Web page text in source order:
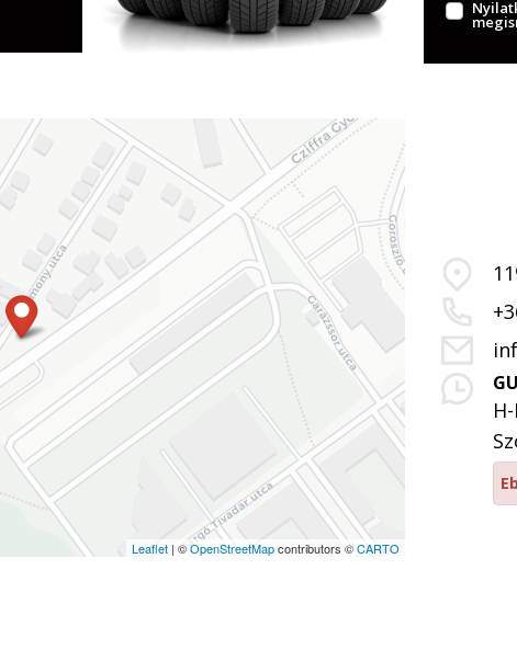
Leaflet | ©OpenStreetMapcontributors ©CARTO